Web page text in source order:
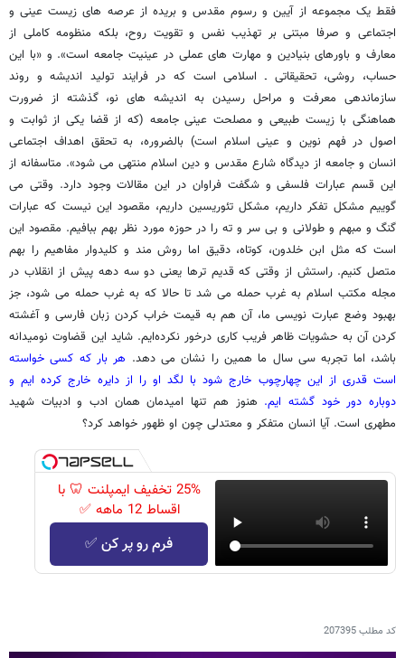
فقط یک مجموعه از آیین و رسوم مقدس و بریده از عرصه های زیست عینی و
اجتماعی و صرفا مبتنی بر تهذیب نفس و تقویت روح، بلکه منظومه کاملی از
معارف و باورهای بنیادین و مهارت های عملی در عینیت جامعه است». و «با این
حساب، روشی، تحقیقاتی ـ اسلامی است که در فرایند تولید اندیشه و روند
سازماندهی معرفت و مراحل رسیدن به اندیشه های نو، گذشته از ضرورت
هماهنگی با زیست طبیعی و مصلحت عینی جامعه (که از قضا یکی از ثوابت و
اصول در فهم نوین و عینی اسلام است) بالضروره، به تحقق اهداف اجتماعی
انسان و جامعه از دیدگاه شارع مقدس و دین اسلام منتهی می شود». متاسفانه از
این قسم عبارات فلسفی و شگفت فراوان در این مقالات وجود دارد. وقتی می
گوییم مشکل تفکر داریم، مشکل تئوریسین داریم، مقصود این نیست که عبارات
گنگ و مبهم و طولانی و بی سر و ته را در حوزه مورد نظر بهم ببافیم. مقصود این
است که مثل ابن خلدون، کوتاه، دقیق اما روش مند و کلیدوار مفاهیم را بهم
متصل کنیم. راستش از وقتی که قدیم ترها یعنی دو سه دهه پیش از انقلاب در
مجله مکتب اسلام به غرب حمله می شد تا حالا که به غرب حمله می شود، جز
بهبود وضع عبارت نویسی ما، آن هم به قیمت خراب کردن زبان فارسی و آغشته
کردن آن به حشویات ظاهر فریب کاری درخور نکرده‌ایم. شاید این قضاوت نومیدانه
باشد، اما تجربه سی سال ما همین را نشان می دهد. هر بار که کسی خواسته
است قدری از این چهارچوب خارج شود با لگد او را از دایره خارج کرده ایم و
دوباره دور خود گشته ایم. هنوز هم تنها امیدمان همان ادب و ادبیات شهید
مطهری است. آیا انسان متفکر و معتدلی چون او ظهور خواهد کرد؟
25% تخفیف ایمپلنت 🦷 با
اقساط 12 ماهه ✅
فرم رو پر کن ✅
کد مطلب207395